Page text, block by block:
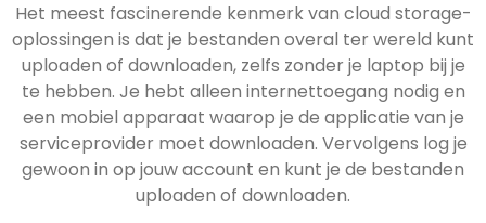
Het meest fascinerende kenmerk van cloud storage-
oplossingen is dat je bestanden overal ter wereld kunt
uploaden of downloaden, zelfs zonder je laptop bij je
te hebben. Je hebt alleen internettoegang nodig en
een mobiel apparaat waarop je de applicatie van je
serviceprovider moet downloaden. Vervolgens log je
gewoon in op jouw account en kunt je de bestanden
uploaden of downloaden.